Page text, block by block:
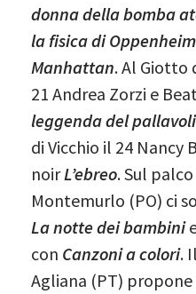
donna della bomba
la fisica di
Manhattan. Al Giotto
21 Andrea Zorzi e
leggenda del
di Vicchio il 24
noirL’ebreo. Sul
Montemurlo (PO) ci
La notte dei bambini
con Canzoni a colori.
Agliana (PT)